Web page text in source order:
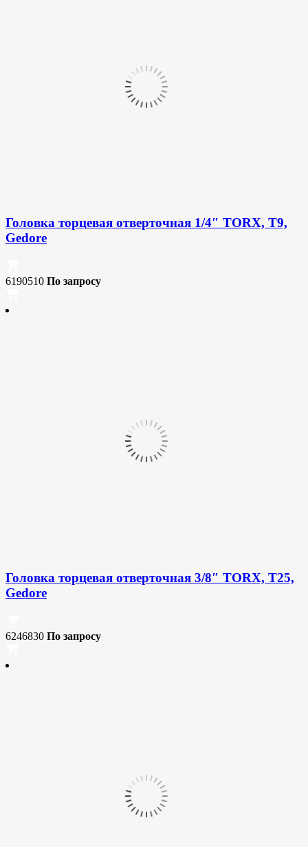
Головка торцевая отверточная 1/4″ TORX, T9,
Gedore
6190510 По запросу
Головка торцевая отверточная 3/8″ TORX, T25,
Gedore
6246830 По запросу